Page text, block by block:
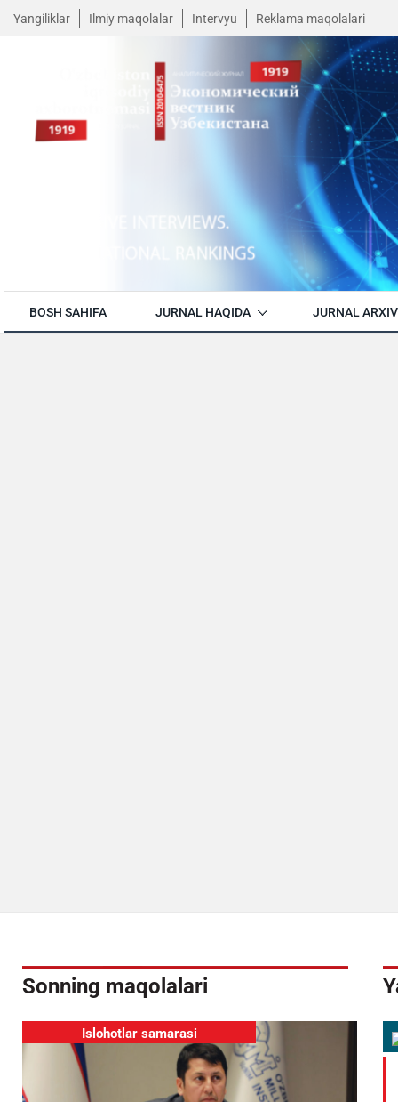
Yangiliklar Ilmiy maqolalar Intervyu Reklama maqolalari
BOSH SAHIFA JURNAL HAQIDA JURNAL
Sonning maqolalari
Islohotlar samarasi